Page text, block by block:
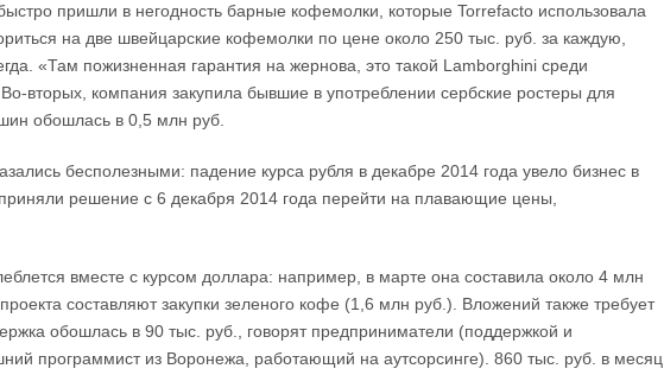
пришли в негодность барные кофемолки, которые Torrefacto использовала
на две швейцарские кофемолки по цене около 250 тыс. руб. за каждую,
«Там пожизненная гарантия на жернова, это такой Lamborghini среди
вторых, компания закупила бывшие в употреблении сербские ростеры для
обошлась в 0,5 млн руб.
бесполезными: падение курса рубля в декабре 2014 года увело бизнес в
решение с 6 декабря 2014 года перейти на плавающие цены,
вместе с курсом доллара: например, в марте она составила около 4 млн
составляют закупки зеленого кофе (1,6 млн руб.). Вложений также требует
обошлась в 90 тыс. руб., говорят предприниматели (поддержкой и
программист из Воронежа, работающий на аутсорсинге). 860 тыс. руб. в месяц